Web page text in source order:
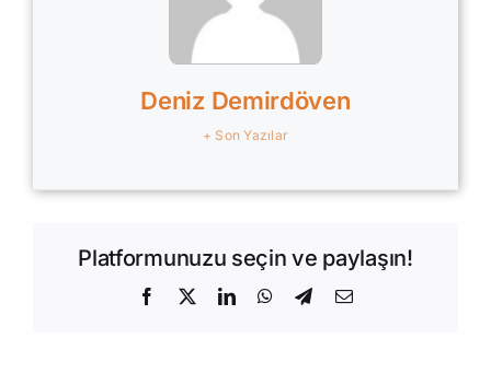
Deniz Demirdöven
+ Son Yazılar
Platformunuzu seçin ve paylaşın!
Facebook
X LinkedInWhatsApp
Telegram
E-